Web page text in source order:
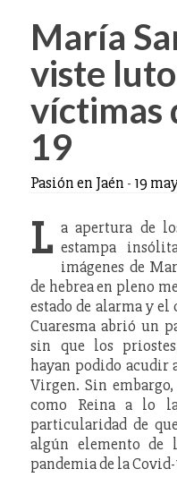
María
viste
víctimas
19
Pasión en Jaén - 19
L a apertura de
estampa
imágenes de
de hebrea en pleno
estado de alarma y
Cuaresma abrió un
sin que los
hayan podido acudir
Virgen. Sin
como Reina a lo
particularidad de
algún elemento
pandemia de la Covid-